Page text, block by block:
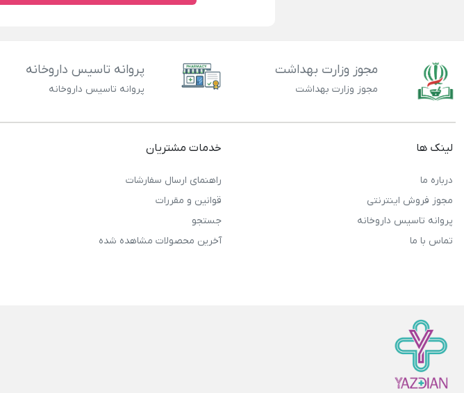
مجوز وزارت بهداشت
مجوز وزارت بهداشت
پروانه تاسیس داروخانه
پروانه تاسیس داروخانه
لینک ها
درباره ما
مجوز فروش اینترنتی
پروانه تاسیس داروخانه
تماس با ما
خدمات مشتریان
راهنمای ارسال سفارشات
قوانین و مقررات
جستجو
آخرین محصولات مشاهده شده